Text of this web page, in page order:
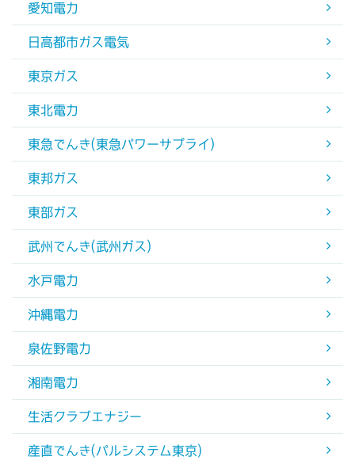
愛知電力
日高都市ガス電気
東京ガス
東北電力
東急でんき(東急パワーサプライ)
東邦ガス
東部ガス
武州でんき(武州ガス)
水戸電力
沖縄電力
泉佐野電力
湘南電力
生活クラブエナジー
産直でんき(パルシステム東京)